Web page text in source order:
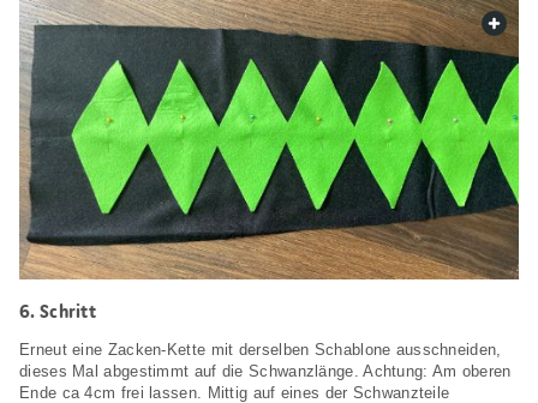
6. Schritt
Erneut eine Zacken-Kette mit derselben Schablone ausschneiden,
dieses Mal abgestimmt auf die Schwanzlänge. Achtung: Am oberen
Ende ca 4cm frei lassen. Mittig auf eines der Schwanzteile